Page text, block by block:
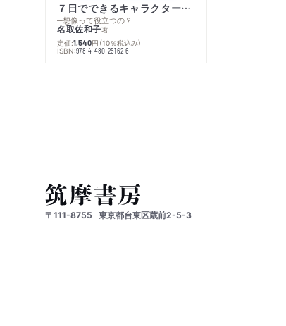
７日でできるキャラクター創作入門
─想像って役立つの？
名取佐和子著
定価:1,540円 （10％税込み）
ISBN:978-4-480-25162-6
〒111-8755 東京都台東区蔵前2-5-3